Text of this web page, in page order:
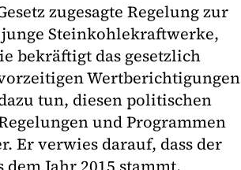
zugesagte Regelung zur
Steinkohlekraftwerke,
bekräftigt das gesetzlich
Wertberichtigungen
tun, diesen politischen
und Programmen
Er verwies darauf, dass der